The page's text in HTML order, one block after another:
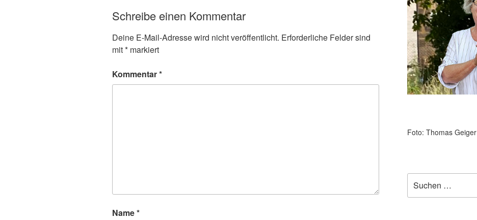
Schreibe einen Kommentar
Deine E-Mail-Adresse wird nicht veröffentlicht. Erforderliche Felder sind
mit* markiert
Kommentar*
Name*
Foto: Thomas Geiger
nach: